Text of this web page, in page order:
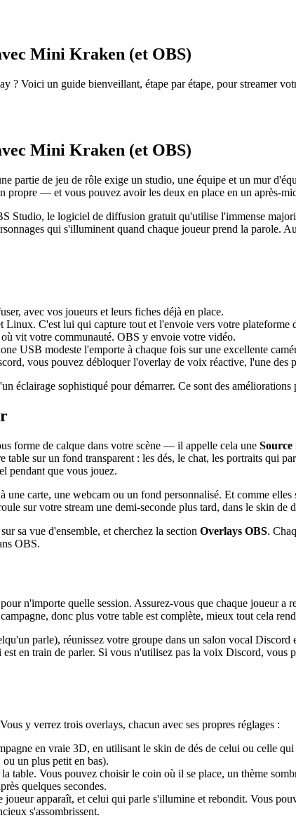
Mini Kraken (et OBS)
? Voici un guide bienveillant, étape par étape, pour streamer
Mini Kraken (et OBS)
partie de jeu de rôle exige un studio, une équipe et un mur
propre — et vous pouvez avoir les deux en place en un après-
le logiciel de diffusion gratuit qu'utilise l'immense
qui s'illuminent quand chaque joueur prend la parole.
avec vos joueurs et leurs fiches déjà en place.
C'est lui qui capture tout et l'envoie vers votre plateforme
vit votre communauté. OBS y envoie votre vidéo.
USB modeste l'emporte à chaque fois sur une excellente
vous pouvez débloquer l'overlay de voix réactive, l'une des
éclairage sophistiqué pour démarrer. Ce sont des
forme de calque dans votre scène — il appelle cela une
table sur un fond transparent : les dés, le chat, les portraits qui
pendant que vous jouez.
une carte, une webcam ou un fond personnalisé. Et comme
sur votre stream une demi-seconde plus tard, dans le skin de
sa vue d'ensemble, et cherchez la section Overlays OBS.
OBS.
n'importe quelle session. Assurez-vous que chaque joueur
donc plus votre table est complète, mieux tout cela
parle), réunissez votre groupe dans un salon vocal
en train de parler. Si vous n'utilisez pas la voix Discord, vous
y verrez trois overlays, chacun avec ses propres réglages :
en vraie 3D, en utilisant le skin de dés de celui ou celle
un plus petit en bas).
table. Vous pouvez choisir le coin où il se place, un thème
quelques secondes.
apparaît, et celui qui parle s'illumine et rebondit. Vous
s'assombrissent.